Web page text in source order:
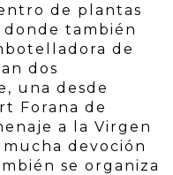
de plantas
también
de
dos
una desde
Forana de
a la Virgen
devoción
se organiza